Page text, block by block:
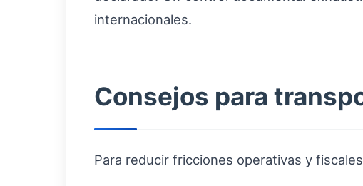
internacionales.
Consejos para
Para reducir fricciones operativas y